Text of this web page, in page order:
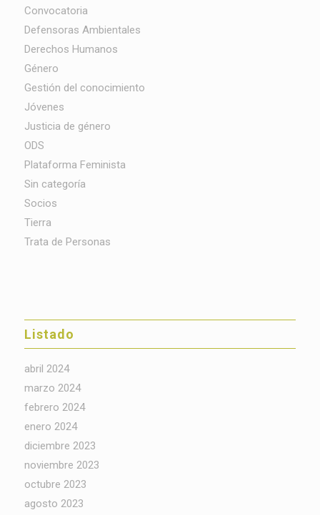
Convocatoria
Defensoras Ambientales
Derechos Humanos
Género
Gestión del conocimiento
Jóvenes
Justicia de género
ODS
Plataforma Feminista
Sin categoría
Socios
Tierra
Trata de Personas
Listado
abril 2024
marzo 2024
febrero 2024
enero 2024
diciembre 2023
noviembre 2023
octubre 2023
agosto 2023